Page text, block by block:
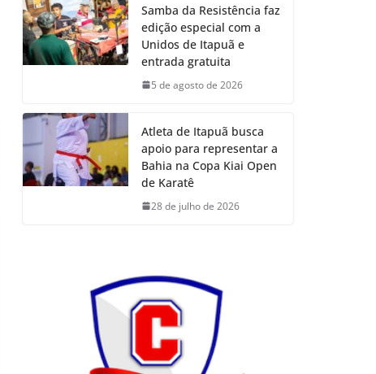
Samba da Resistência faz
edição especial com a
Unidos de Itapuã e
entrada gratuita
5 de agosto de 2026
Atleta de Itapuã busca
apoio para representar a
Bahia na Copa Kiai Open
de Karatê
28 de julho de 2026